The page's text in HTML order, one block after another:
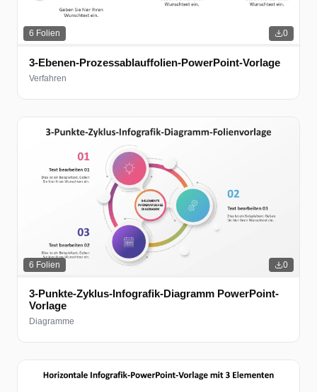
6 Folien 0
3-Ebenen-Prozessablauffolien-PowerPoint-Vorlage
Verfahren
6 Folien 0
3-Punkte-Zyklus-Infografik-Diagramm PowerPoint-
Vorlage
Diagramme